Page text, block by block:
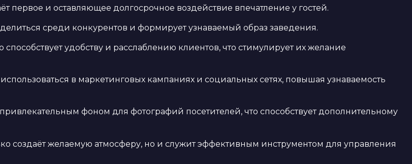
первое и оставляющее долгосрочное воздействие впечатление у гостей.
среди конкурентов и формирует узнаваемый образ заведения.
удобству и расслаблению клиентов, что стимулирует их желание
в маркетинговых кампаниях и социальных сетях, повышая узнаваемость
фоном для фотографий посетителей, что способствует дополнительному
создаёт желаемую атмосферу, но и служит эффективным инструментом для управления